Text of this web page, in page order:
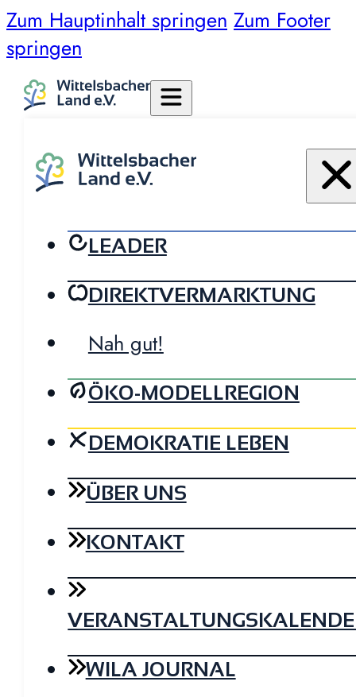
Zum Hauptinhalt springen Zum Footer
springen
LEADER
DIREKTVERMARKTUNG
Nah gut!
ÖKO-MODELLREGION
DEMOKRATIE LEBEN
ÜBER UNS
KONTAKT
WILA JOURNAL